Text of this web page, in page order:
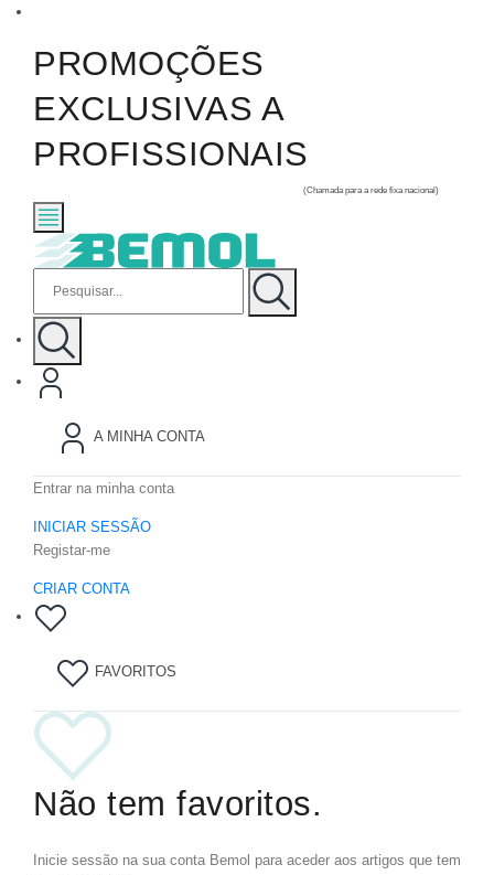
PROMOÇÕES
EXCLUSIVAS A
PROFISSIONAIS
(Chamada para a rede fixa nacional)
A MINHA CONTA
Entrar na minha conta
INICIAR SESSÃO
Registar-me
CRIAR CONTA
FAVORITOS
Não tem favoritos.
Inicie sessão na sua conta Bemol para aceder aos artigos que tem